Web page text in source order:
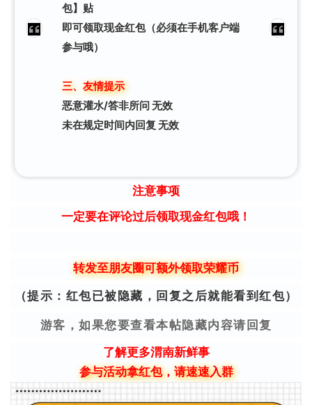
包】贴
即可领取现金红包（必须在手机客户端
参与哦）
三、友情提示
恶意灌水/答非所问 无效
未在规定时间内回复 无效
注意事项
一定要在评论过后领取现金红包哦！
转发至朋友圈可额外领取荣耀币
（提示：红包已被隐藏，回复之后就能看到红包）
游客，如果您要查看本帖隐藏内容请回复
了解更多渭南新鲜事
参与活动拿红包，请速速入群